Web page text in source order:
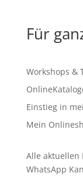
Für
Workshops &
Einstieg in
Mein
Alle aktuellen
WhatsApp